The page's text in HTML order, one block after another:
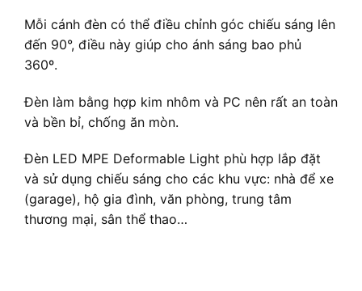
Mỗi cánh đèn có thể điều chỉnh góc chiếu sáng lên
đến 90°, điều này giúp cho ánh sáng bao phủ
360º.
Đèn làm bằng hợp kim nhôm và PC nên rất an toàn
và bền bỉ, chống ăn mòn.
Đèn LED MPE Deformable Light phù hợp lắp đặt
và sử dụng chiếu sáng cho các khu vực: nhà để xe
(garage), hộ gia đình, văn phòng, trung tâm
thương mại, sân thể thao…